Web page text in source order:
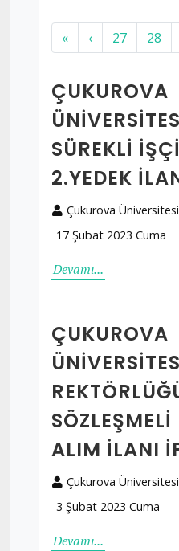
« ‹ 27 28
ÇUKUROVA
SÜREKLİ
2.YEDEK
Çukurova Üniversitesi
17 Şubat 2023 Cuma
Devamı...
ÇUKUROVA
SÖZLEŞMELİ
ALIM İLANI
Çukurova Üniversitesi
3 Şubat 2023 Cuma
Devamı...